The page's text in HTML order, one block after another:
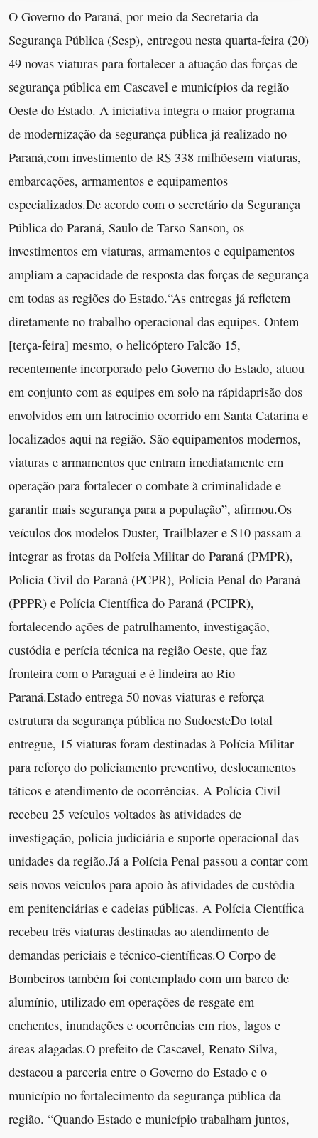
O Governo do Paraná, por meio da Secretaria da
Segurança Pública (Sesp), entregou nesta quarta-feira (20)
49 novas viaturas para fortalecer a atuação das forças de
segurança pública em Cascavel e municípios da região
Oeste do Estado. A iniciativa integra o maior programa
de modernização da segurança pública já realizado no
Paraná,com investimento de R$ 338 milhõesem viaturas,
embarcações, armamentos e equipamentos
especializados.De acordo com o secretário da Segurança
Pública do Paraná, Saulo de Tarso Sanson, os
investimentos em viaturas, armamentos e equipamentos
ampliam a capacidade de resposta das forças de segurança
em todas as regiões do Estado.“As entregas já refletem
diretamente no trabalho operacional das equipes. Ontem
[terça-feira] mesmo, o helicóptero Falcão 15,
recentemente incorporado pelo Governo do Estado, atuou
em conjunto com as equipes em solo na rápidaprisão dos
envolvidos em um latrocínio ocorrido em Santa Catarina e
localizados aqui na região. São equipamentos modernos,
viaturas e armamentos que entram imediatamente em
operação para fortalecer o combate à criminalidade e
garantir mais segurança para a população”, afirmou.Os
veículos dos modelos Duster, Trailblazer e S10 passam a
integrar as frotas da Polícia Militar do Paraná (PMPR),
Polícia Civil do Paraná (PCPR), Polícia Penal do Paraná
(PPPR) e Polícia Científica do Paraná (PCIPR),
fortalecendo ações de patrulhamento, investigação,
custódia e perícia técnica na região Oeste, que faz
fronteira com o Paraguai e é lindeira ao Rio
Paraná.Estado entrega 50 novas viaturas e reforça
estrutura da segurança pública no SudoesteDo total
entregue, 15 viaturas foram destinadas à Polícia Militar
para reforço do policiamento preventivo, deslocamentos
táticos e atendimento de ocorrências. A Polícia Civil
recebeu 25 veículos voltados às atividades de
investigação, polícia judiciária e suporte operacional das
unidades da região.Já a Polícia Penal passou a contar com
seis novos veículos para apoio às atividades de custódia
em penitenciárias e cadeias públicas. A Polícia Científica
recebeu três viaturas destinadas ao atendimento de
demandas periciais e técnico-científicas.O Corpo de
Bombeiros também foi contemplado com um barco de
alumínio, utilizado em operações de resgate em
enchentes, inundações e ocorrências em rios, lagos e
áreas alagadas.O prefeito de Cascavel, Renato Silva,
destacou a parceria entre o Governo do Estado e o
município no fortalecimento da segurança pública da
região. “Quando Estado e município trabalham juntos,